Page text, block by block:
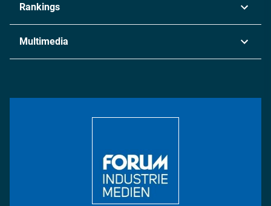
Chemie
Metall
Energie
Rankings
Multimedia